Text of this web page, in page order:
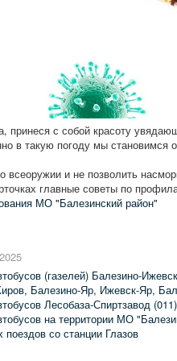
принеся с собой красоту
в такую погоду мы становимся
и не позволить
главные советы по
МО "Балезинский район"
(газелей) Балезино-
Балезино-Яр, Ижевск-Яр,
Лесобаза-Спиртзавод (011)
на территории МО
со станции Глазов